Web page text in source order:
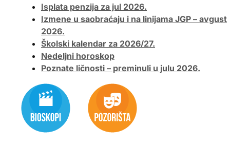
Isplata penzija za jul 2026.
Izmene u saobraćaju i na linijama JGP – avgust
2026.
Školski kalendar za 2026/27.
Nedeljni horoskop
Poznate ličnosti – preminuli u julu 2026.